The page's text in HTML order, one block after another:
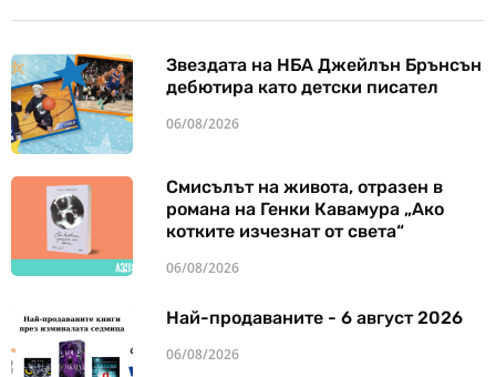
Звездата на НБА Джейлън Брънсън
дебютира като детски писател
06/08/2026
Смисълът на живота, отразен в
романа на Генки Кавамура „Ако
котките изчезнат от света“
06/08/2026
Най-продаваните - 6 август 2026
06/08/2026